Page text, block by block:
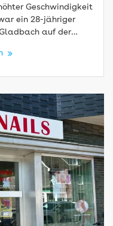
Geschwindigkeit
ein 28-jähriger
auf der…